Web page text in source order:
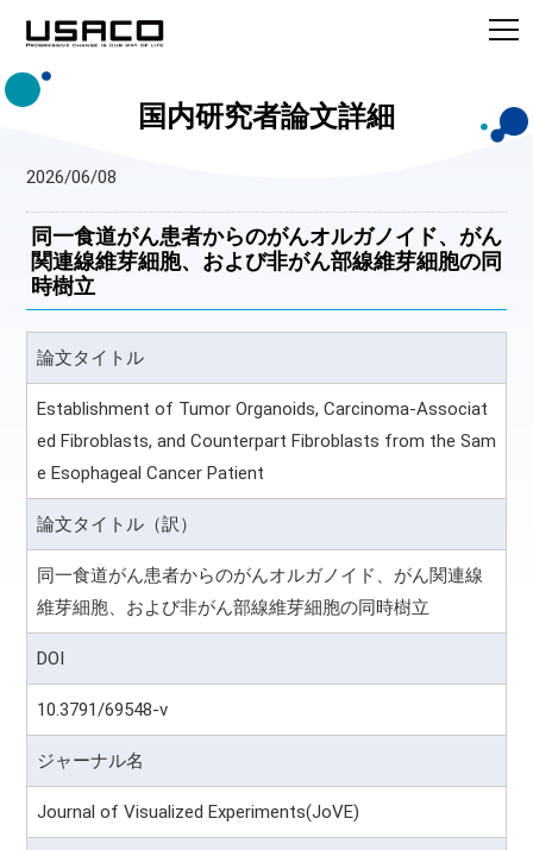
国内研究者論文詳細
2026/06/08
同一食道がん患者からのがんオルガノイド、がん
関連線維芽細胞、および非がん部線維芽細胞の同
時樹立
論文タイトル
Establishment of Tumor Organoids, Carcinoma-Associat
ed Fibroblasts, and Counterpart Fibroblasts from the Sam
e Esophageal Cancer Patient
論文タイトル（訳）
同一食道がん患者からのがんオルガノイド、がん関連線
維芽細胞、および非がん部線維芽細胞の同時樹立
DOI
10.3791/69548-v
ジャーナル名
Journal of Visualized Experiments(JoVE)